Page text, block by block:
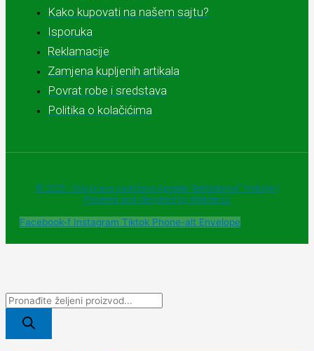
Kako kupovati na našem sajtu?
Isporuka
Reklamacije
Zamjena kupljenih artikala
Povrat robe i sredstava
Politika o kolačićima
© 2025 - Sva prava zadržava Apoteke "Belladonna" Trebinje |
Powered and designed by Webherzz
Facebook-f Instagram Tiktok Phone-alt Envelope